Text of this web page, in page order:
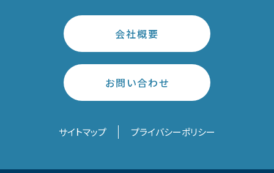
会社概要
お問い合わせ
サイトマップ プライバシーポリシー